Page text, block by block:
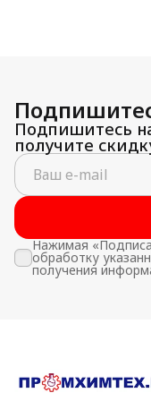
Подпишитесь
получите
Нажимая
обработку
получения